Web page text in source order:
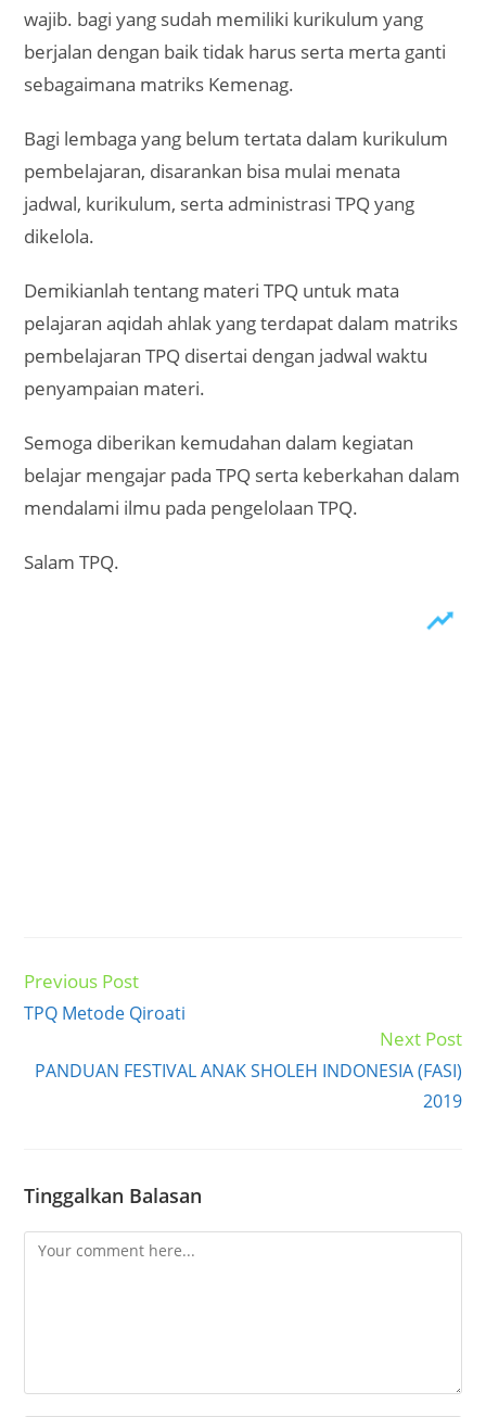
wajib. bagi yang sudah memiliki kurikulum yang
berjalan dengan baik tidak harus serta merta ganti
sebagaimana matriks Kemenag.
Bagi lembaga yang belum tertata dalam kurikulum
pembelajaran, disarankan bisa mulai menata
jadwal, kurikulum, serta administrasi TPQ yang
dikelola.
Demikianlah tentang materi TPQ untuk mata
pelajaran aqidah ahlak yang terdapat dalam matriks
pembelajaran TPQ disertai dengan jadwal waktu
penyampaian materi.
Semoga diberikan kemudahan dalam kegiatan
belajar mengajar pada TPQ serta keberkahan dalam
mendalami ilmu pada pengelolaan TPQ.
Salam TPQ.
Read
articles
Previous Post
TPQ Metode Qiroati
Next Post
PANDUAN FESTIVAL ANAK SHOLEH INDONESIA (FASI)
2019
Tinggalkan Balasan
Comment